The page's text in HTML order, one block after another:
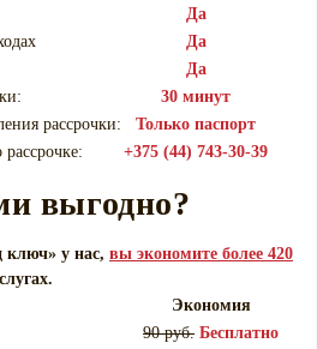
Да
Да
Да
30 минут
рассрочки:
Только паспорт
рассрочке:
+375 (44) 743-30-39
выгодно?
ключ» у нас, вы экономите более 420
Экономия
90 руб. Бесплатно